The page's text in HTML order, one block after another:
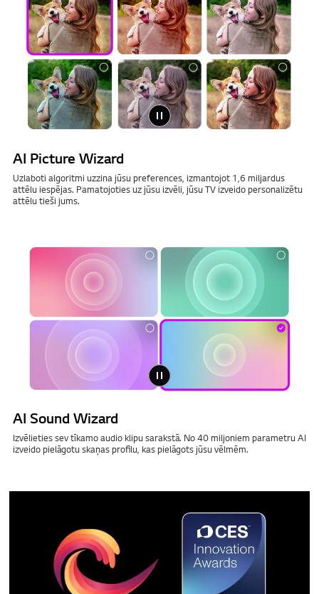
AI Picture Wizard
Uzlaboti algoritmi uzzina jūsu preferences, izmantojot 1,6 miljardus
attēlu iespējas. Pamatojoties uz jūsu izvēli, jūsu TV izveido personalizētu
attēlu tieši jums.
AI Sound Wizard
Izvēlieties sev tīkamo audio klipu sarakstā. No 40 miljoniem parametru AI
izveido pielāgotu skaņas profilu, kas pielāgots jūsu vēlmēm.